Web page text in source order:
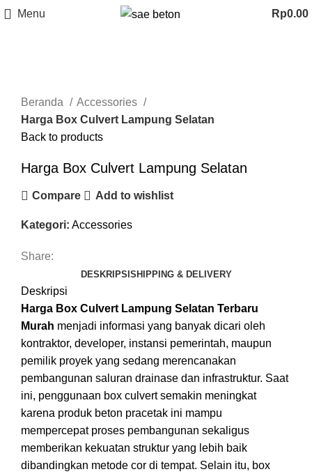
Menu Rp0.00
Beranda
Accessories
Harga Box Culvert Lampung Selatan
Back to products
Harga Box Culvert Lampung Selatan
Compare Add to wishlist
Kategori: Accessories
Share:
DESKRIPSISHIPPING & DELIVERY
Deskripsi
Harga Box Culvert Lampung Selatan Terbaru
Murah menjadi informasi yang banyak dicari oleh
kontraktor, developer, instansi pemerintah, maupun
pemilik proyek yang sedang merencanakan
pembangunan saluran drainase dan infrastruktur. Saat
ini, penggunaan box culvert semakin meningkat
karena produk beton pracetak ini mampu
mempercepat proses pembangunan sekaligus
memberikan kekuatan struktur yang lebih baik
dibandingkan metode cor di tempat. Selain itu, box